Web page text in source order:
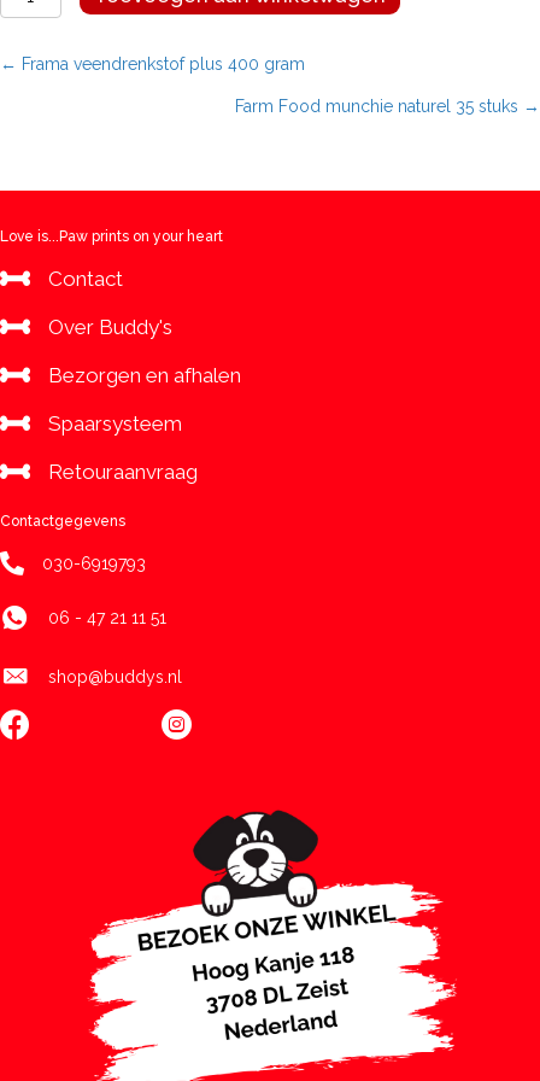
Food
hart
Posts
← Frama veendrenkstof plus 400 gram
Farm Food munchie naturel 35 stuks →
Love is...Paw prints on your heart
Contact
Over Buddy's
Bezorgen en afhalen
Spaarsysteem
Retouraanvraag
Contactgegevens
030-6919793
06 - 47 21 11 51
shop@buddys.nl